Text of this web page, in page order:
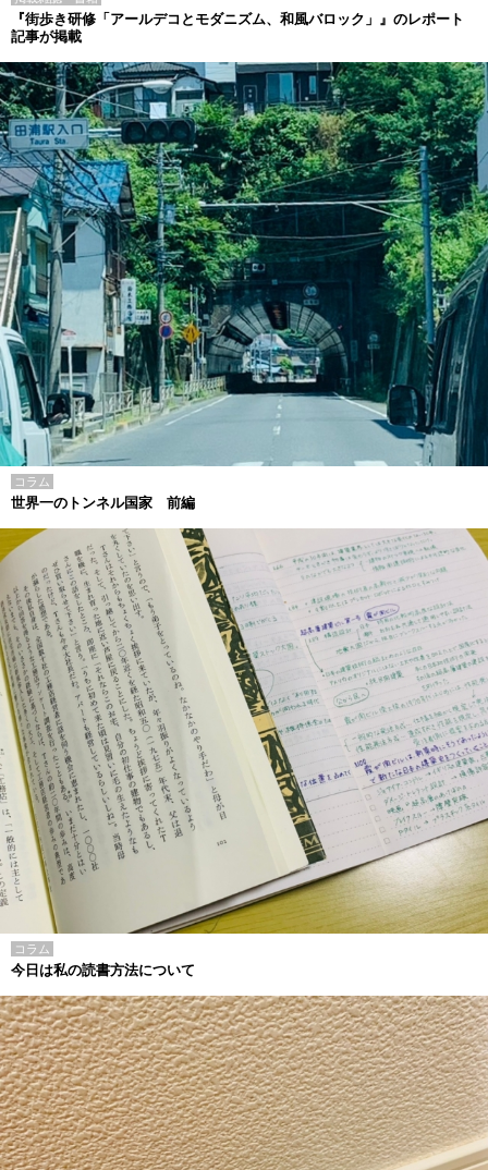
『街歩き研修「アールデコとモダニズム、和風バロック」』のレポート
記事が掲載
コラム
世界一のトンネル国家 前編
コラム
今日は私の読書方法について